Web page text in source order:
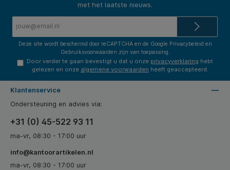
met het laatste nieuws.
Deze site wordt beschermd door reCAPTCHA en de Google Privacybeleid en
Gebruiksvoorwaarden zijn van toepassing.
Door verder te gaan bevestigt u dat u onze privacyverklaring hebt
gelezen en onze algemene voorwaarden heeft geaccepteerd.
Klantenservice
Ondersteuning en advies via:
+31 (0) 45-522 93 11
ma-vr, 08:30 - 17:00 uur
info@kantoorartikelen.nl
ma-vr, 08:30 - 17:00 uur